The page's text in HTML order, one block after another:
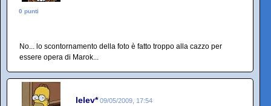
0 punti
No... lo scontornamento della foto è fatto troppo alla cazzo per
essere opera di Marok...
lelev* 09/05/2009, 17:54